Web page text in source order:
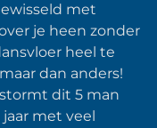
met
je heen zonder
heel te
dan anders!
dit 5 man
met veel